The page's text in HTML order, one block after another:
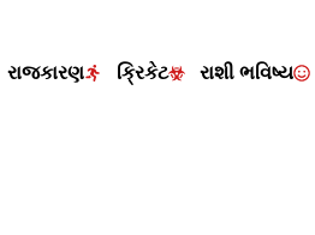
રાજકારણ ક્રિકેટ રાશી ભવિષ્ય